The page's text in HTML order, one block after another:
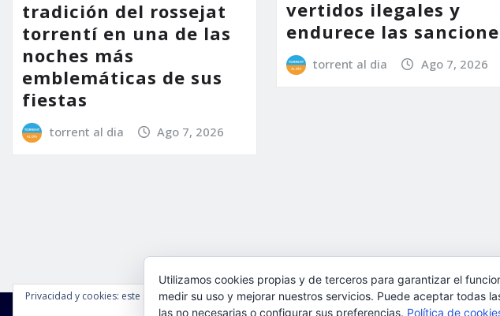
tradición del rossejat
torrentí en una de las
noches más
emblemáticas de sus
fiestas
torrent al dia Ago 7, 2026
vertidos ilegales y
endurece las
torrent al dia Ago 7, 2026
Utilizamos cookies propias y de terceros para garantizar el
medir su uso y mejorar nuestros servicios. Puede aceptar todas
las no necesarias o configurar sus preferencias. Política de
Privacidad y cookies: este sitio usa cookies. Si continúas navegando por él, aceptas su uso.